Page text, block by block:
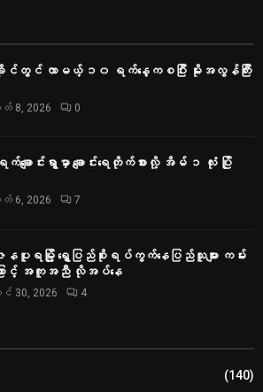
တွင် လာမယ့် ၁၀ ရက်နေ့ကစပြီး မိုးအလွန်ကြီး
8, 2026 0
က်ချောင်းရွာမှာ ချောင်းရေတိုက်စားလို့ အိမ် ၁ လုံး ပြို
6, 2026 7
ပူရမြို့ ရွှေပြည်စိုးရပ်ကွက်နေပြည်သူများ ကမ်း
ြောင့် အကူအညီ လိုအပ်နေ
30, 2026 4
(140)